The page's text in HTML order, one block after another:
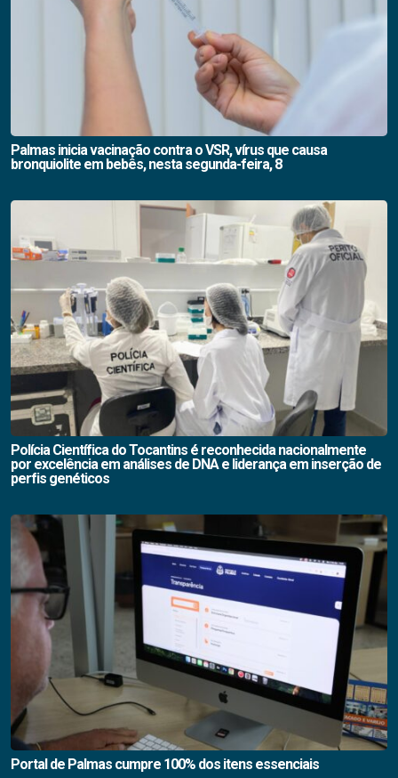
Palmas inicia vacinação contra o VSR, vírus que causa
bronquiolite em bebês, nesta segunda-feira, 8
Polícia Científica do Tocantins é reconhecida nacionalmente
por excelência em análises de DNA e liderança em inserção de
perfis genéticos
Portal de Palmas cumpre 100% dos itens essenciais